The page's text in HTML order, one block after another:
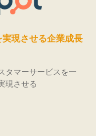
現させる企業成長
タマーサービスを一
現させる